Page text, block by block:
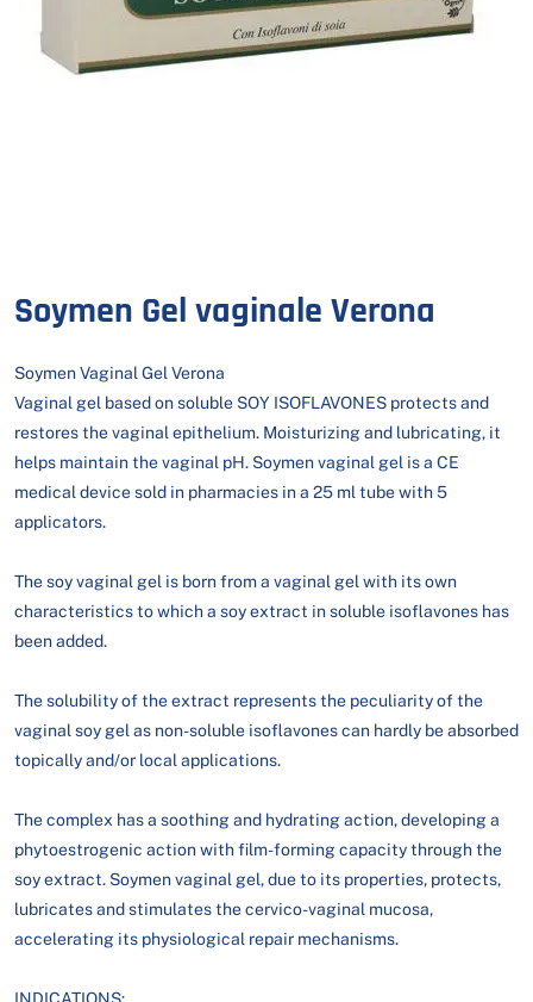
Soymen Gel vaginale Verona
Soymen Vaginal Gel Verona
Vaginal gel based on soluble SOY ISOFLAVONES protects and
restores the vaginal epithelium. Moisturizing and lubricating, it
helps maintain the vaginal pH. Soymen vaginal gel is a CE
medical device sold in pharmacies in a 25 ml tube with 5
applicators.
The soy vaginal gel is born from a vaginal gel with its own
characteristics to which a soy extract in soluble isoflavones has
been added.
The solubility of the extract represents the peculiarity of the
vaginal soy gel as non-soluble isoflavones can hardly be absorbed
topically and/or local applications.
The complex has a soothing and hydrating action, developing a
phytoestrogenic action with film-forming capacity through the
soy extract. Soymen vaginal gel, due to its properties, protects,
lubricates and stimulates the cervico-vaginal mucosa,
accelerating its physiological repair mechanisms.